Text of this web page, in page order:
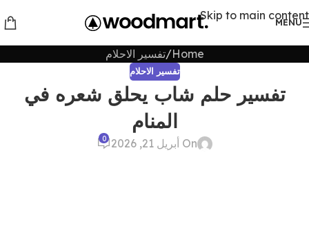
Skip to main content
MENU
Home تفسير الاحلام
تفسير الاحلام
تفسير حلم شاب يحلق شعره في
المنام
On أبريل 21, 2026 0